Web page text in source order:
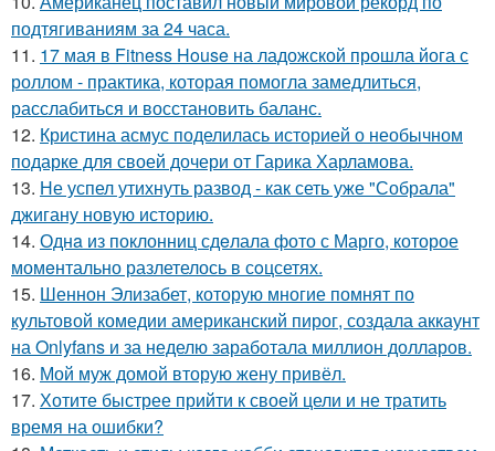
подтягиваниям за 24 часа.
11. 17 мая в Fitness House на ладожской прошла йога с
роллом - практика, которая помогла замедлиться,
расслабиться и восстановить баланс.
12. Кристина асмус поделилась историей о необычном
подарке для своей дочери от Гарика Харламова.
13. Не успел утихнуть развод - как сеть уже "Собрала"
джигану новую историю.
14. Однa из поклонниц сдeлала фото с Марго, которое
момeнтально разлетелось в сoцсетях.
15. Шеннон Элизабет, которую многие помнят по
культовой комедии американский пирог, создала аккаунт
на Onlyfans и за неделю заработала миллион долларов.
16. Мой муж домой вторую жену привёл.
17. Хотите быстрее прийти к своей цели и не тратить
время на ошибки?